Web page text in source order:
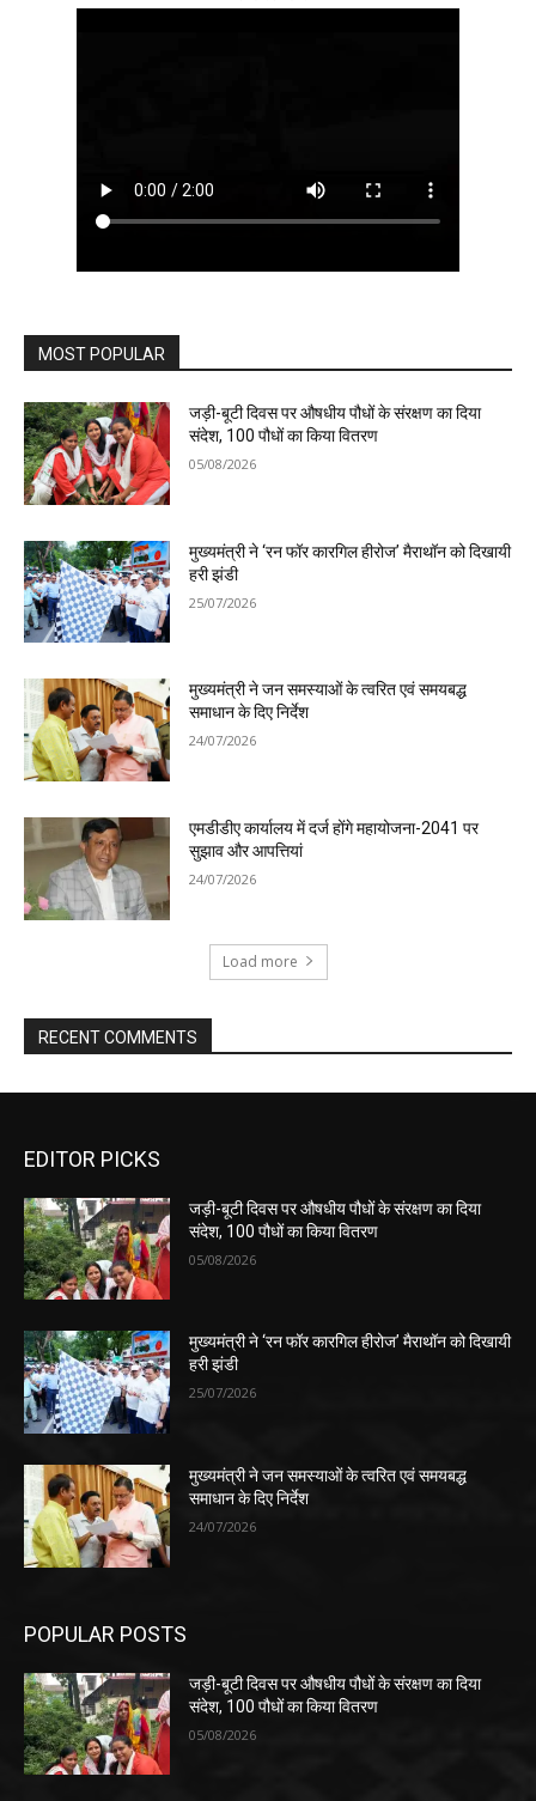
MOST POPULAR
जड़ी-बूटी दिवस पर औषधीय पौधों के संरक्षण का दिया
संदेश, 100 पौधों का किया वितरण
05/08/2026
मुख्यमंत्री ने ‘रन फॉर कारगिल हीरोज’ मैराथॉन को दिखायी
हरी झंडी
25/07/2026
मुख्यमंत्री ने जन समस्याओं के त्वरित एवं समयबद्ध
समाधान के दिए निर्देश
24/07/2026
एमडीडीए कार्यालय में दर्ज होंगे महायोजना-2041 पर
सुझाव और आपत्तियां
24/07/2026
Load more
RECENT COMMENTS
EDITOR PICKS
जड़ी-बूटी दिवस पर औषधीय पौधों के संरक्षण का दिया
संदेश, 100 पौधों का किया वितरण
05/08/2026
मुख्यमंत्री ने ‘रन फॉर कारगिल हीरोज’ मैराथॉन को दिखायी
हरी झंडी
25/07/2026
मुख्यमंत्री ने जन समस्याओं के त्वरित एवं समयबद्ध
समाधान के दिए निर्देश
24/07/2026
POPULAR POSTS
जड़ी-बूटी दिवस पर औषधीय पौधों के संरक्षण का दिया
संदेश, 100 पौधों का किया वितरण
05/08/2026